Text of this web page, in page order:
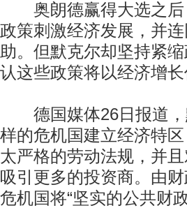
奥朗德赢得大选之后
政策刺激经济发展，并
助。但默克尔却坚持紧
认这些政策将以经济增长
德国媒体26日报道，
样的危机国建立经济特
太严格的劳动法规，并
吸引更多的投资商。由
危机国将“坚实的公共财